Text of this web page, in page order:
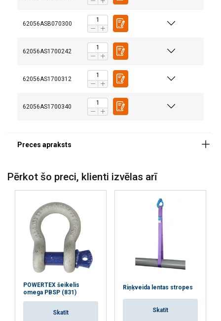
62056ASB070300
62056AS1700242
62056AS1700312
62056AS1700340
Konstrukcija:
Materiāls:
Marķējums:
Piezīme:
Pērkot šo preci, klienti izvēlas arī
POWERTEX šeikelis
omega PBSP (831)
Skatīt
Riņķveida lentas stropes
Skatīt